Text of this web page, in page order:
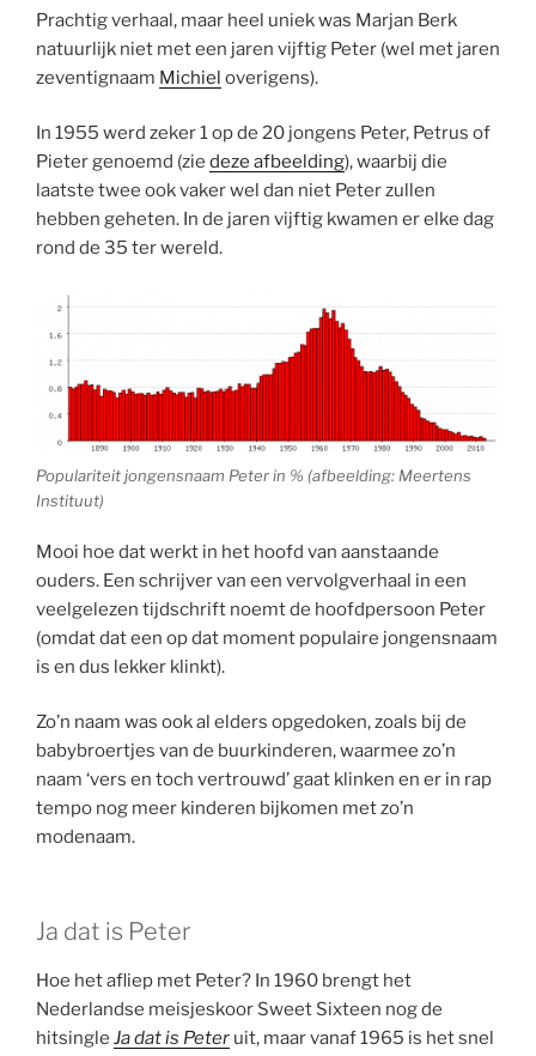
Prachtig verhaal, maar heel uniek was Marjan Berk
natuurlijk niet met een jaren vijftig Peter (wel met jaren
zeventignaam Michiel overigens).
In 1955 werd zeker 1 op de 20 jongens Peter, Petrus of
Pieter genoemd (zie deze afbeelding), waarbij die
laatste twee ook vaker wel dan niet Peter zullen
hebben geheten. In de jaren vijftig kwamen er elke dag
rond de 35 ter wereld.
Populariteit jongensnaam Peter in % (afbeelding: Meertens
Instituut)
Mooi hoe dat werkt in het hoofd van aanstaande
ouders. Een schrijver van een vervolgverhaal in een
veelgelezen tijdschrift noemt de hoofdpersoon Peter
(omdat dat een op dat moment populaire jongensnaam
is en dus lekker klinkt).
Zo’n naam was ook al elders opgedoken, zoals bij de
babybroertjes van de buurkinderen, waarmee zo’n
naam ‘vers en toch vertrouwd’ gaat klinken en er in rap
tempo nog meer kinderen bijkomen met zo’n
modenaam.
Ja dat is Peter
Hoe het afliep met Peter? In 1960 brengt het
Nederlandse meisjeskoor Sweet Sixteen nog de
hitsingle Ja dat is Peter uit, maar vanaf 1965 is het snel